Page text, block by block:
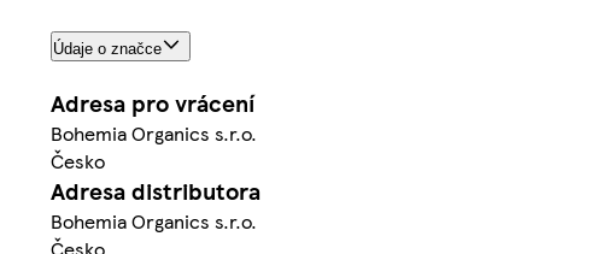
Údaje o značce
Adresa pro vrácení
Bohemia Organics s.r.o.
Česko
Adresa distributora
Bohemia Organics s.r.o.